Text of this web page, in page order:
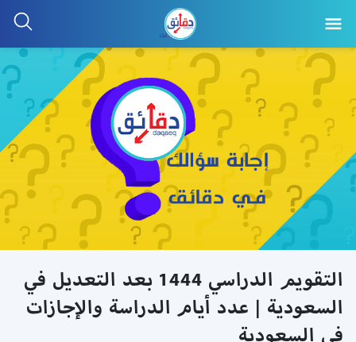
التقويم الدراسي 1444 بعد التعديل في
السعودية | عدد أيام الدراسة والإجازات
في السعودية